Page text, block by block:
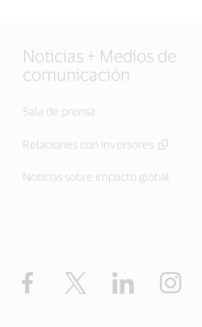
Noticias + Medios de
comunicación
Sala de prensa
Relaciones con inversores
Noticias sobre impacto global
Facebook Twitter LinkedIn